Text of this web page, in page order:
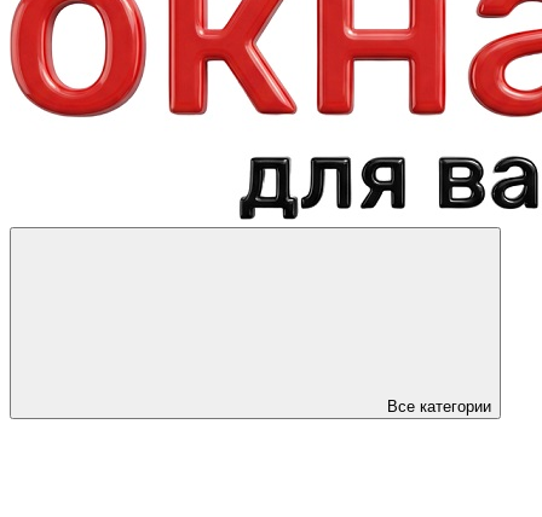
Все категории